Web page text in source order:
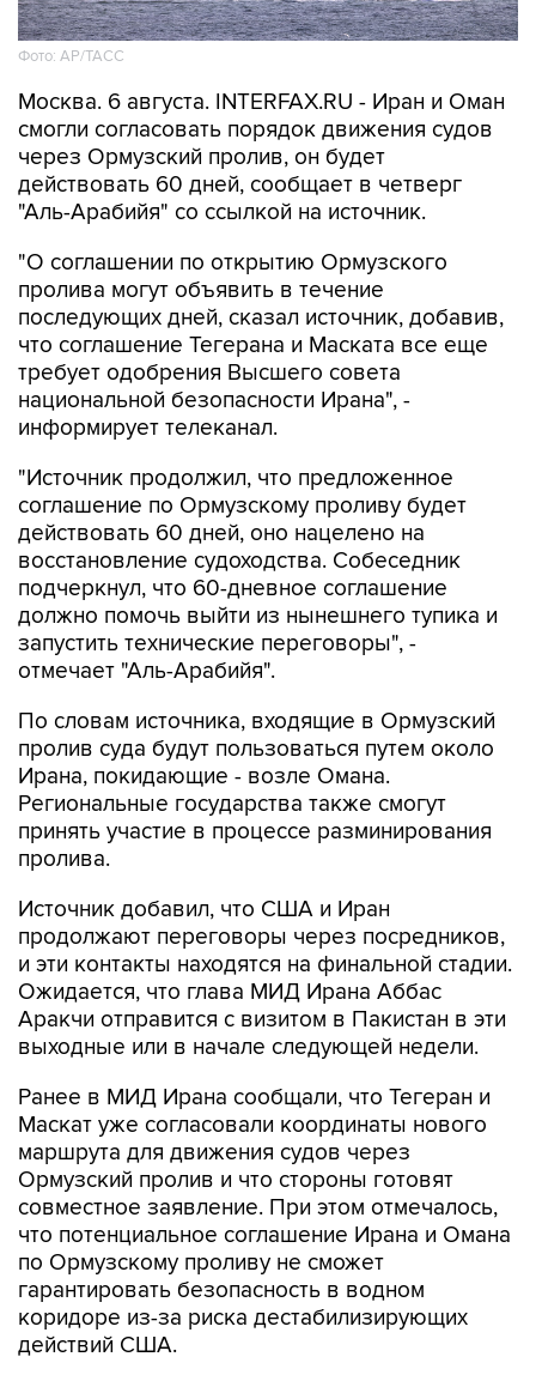
Фото: AP/ТАСС
Москва. 6 августа. INTERFAX.RU - Иран и Оман
смогли согласовать порядок движения судов
через Ормузский пролив, он будет
действовать 60 дней, сообщает в четверг
"Аль-Арабийя" со ссылкой на источник.
"О соглашении по открытию Ормузского
пролива могут объявить в течение
последующих дней, сказал источник, добавив,
что соглашение Тегерана и Маската все еще
требует одобрения Высшего совета
национальной безопасности Ирана", -
информирует телеканал.
"Источник продолжил, что предложенное
соглашение по Ормузскому проливу будет
действовать 60 дней, оно нацелено на
восстановление судоходства. Собеседник
подчеркнул, что 60-дневное соглашение
должно помочь выйти из нынешнего тупика и
запустить технические переговоры", -
отмечает "Аль-Арабийя".
По словам источника, входящие в Ормузский
пролив суда будут пользоваться путем около
Ирана, покидающие - возле Омана.
Региональные государства также смогут
принять участие в процессе разминирования
пролива.
Источник добавил, что США и Иран
продолжают переговоры через посредников,
и эти контакты находятся на финальной стадии.
Ожидается, что глава МИД Ирана Аббас
Аракчи отправится с визитом в Пакистан в эти
выходные или в начале следующей недели.
Ранее в МИД Ирана сообщали, что Тегеран и
Маскат уже согласовали координаты нового
маршрута для движения судов через
Ормузский пролив и что стороны готовят
совместное заявление. При этом отмечалось,
что потенциальное соглашение Ирана и Омана
по Ормузскому проливу не сможет
гарантировать безопасность в водном
коридоре из-за риска дестабилизирующих
действий США.